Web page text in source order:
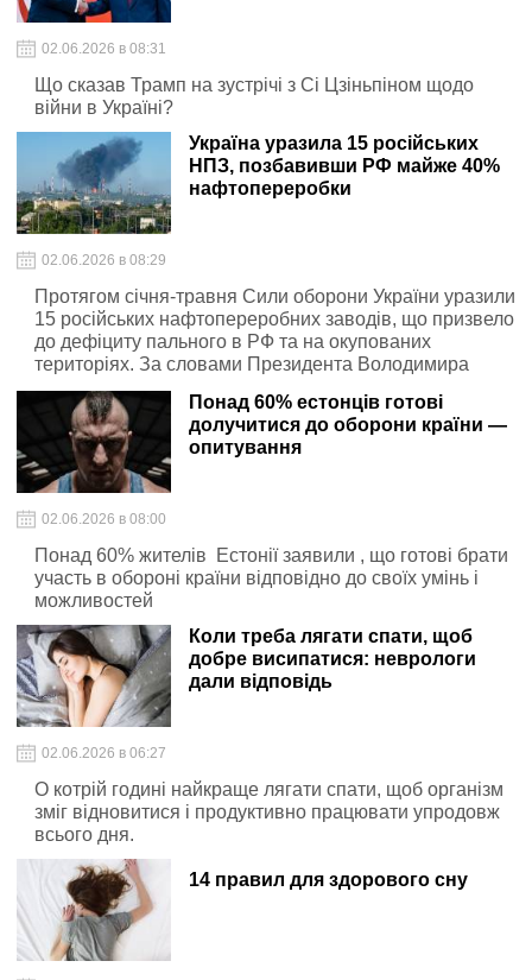
02.06.2026 в 08:31
Що сказав Трамп на зустрічі з Сі Цзіньпіном щодо
війни в Україні?
Україна уразила 15 російських
НПЗ, позбавивши РФ майже 40%
нафтопереробки
02.06.2026 в 08:29
Протягом січня-травня Сили оборони України уразили
15 російських нафтопереробних заводів, що призвело
до дефіциту пального в РФ та на окупованих
територіях. За словами Президента Володимира
Зеленського, з ладу виведено майже 40% первинної
нафтопереробки ворога. Це суттєво підірвало
російську військову логістику.
Понад 60% естонців готові
долучитися до оборони країни —
опитування
02.06.2026 в 08:00
Понад 60% жителів Естонії заявили , що готові брати
участь в обороні країни відповідно до своїх умінь і
можливостей
Коли треба лягати спати, щоб
добре висипатися: неврологи
дали відповідь
02.06.2026 в 06:27
О котрій годині найкраще лягати спати, щоб організм
зміг відновитися і продуктивно працювати упродовж
всього дня.
14 правил для здорового сну